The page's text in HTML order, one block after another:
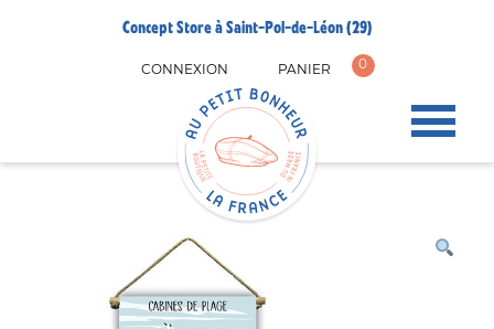
Concept Store à Saint-Pol-de-Léon (29)
CONNEXION PANIER 0